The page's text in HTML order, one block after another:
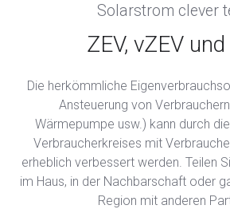
Solarstrom clever
ZEV, vZEV und
Die herkömmliche
Ansteuerung von
Wärmepumpe usw.) kann durch
Verbraucherkreises mit
erheblich verbessert werden. Teilen
im Haus, in der Nachbarschaft oder
Region mit anderen